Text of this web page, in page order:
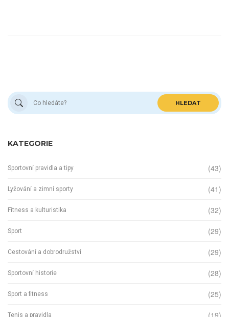
HLEDAT
KATEGORIE
Sportovní pravidla a tipy (43)
Lyžování a zimní sporty (41)
Fitness a kulturistika (32)
Sport (29)
Cestování a dobrodružství (29)
Sportovní historie (28)
Sport a fitness (25)
Tenis a pravidla